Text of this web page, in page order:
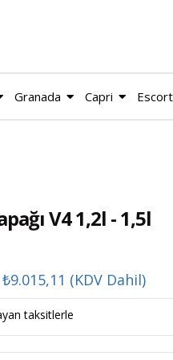
Granada Capri Escort
V4 1,2l - 1,5l
₺9.015,11 (KDV Dahil)
taksitlerle